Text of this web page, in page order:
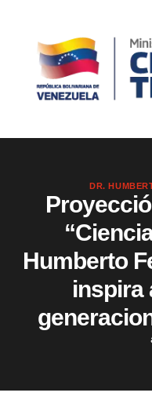
DR.
Humberto
inspira